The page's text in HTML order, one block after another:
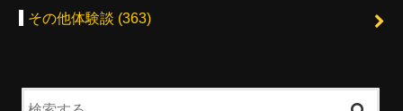
その他体験談 (363)